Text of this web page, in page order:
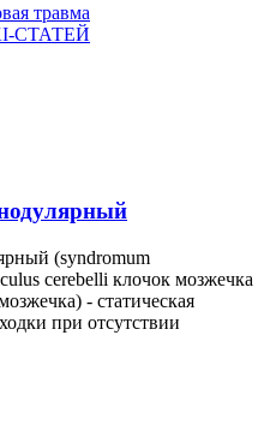
травма
СТАТЕЙ
(syndromum
cerebelli клочок мозжечка
- статическая
при отсутствии